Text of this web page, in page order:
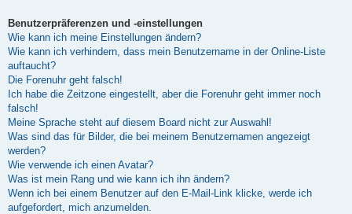
Benutzerpräferenzen und -einstellungen
Wie kann ich meine Einstellungen ändern?
Wie kann ich verhindern, dass mein Benutzername in der Online-Liste
auftaucht?
Die Forenuhr geht falsch!
Ich habe die Zeitzone eingestellt, aber die Forenuhr geht immer noch
falsch!
Meine Sprache steht auf diesem Board nicht zur Auswahl!
Was sind das für Bilder, die bei meinem Benutzernamen angezeigt
werden?
Wie verwende ich einen Avatar?
Was ist mein Rang und wie kann ich ihn ändern?
Wenn ich bei einem Benutzer auf den E-Mail-Link klicke, werde ich
aufgefordert, mich anzumelden.